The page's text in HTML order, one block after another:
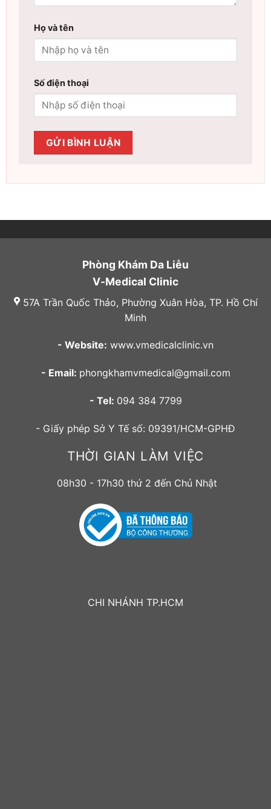
Họ và tên
Số điện thoại
Phòng Khám Da Liễu
V-Medical Clinic
57A Trần Quốc Thảo, Phường Xuân Hòa, TP. Hồ Chí
Minh
- Website: www.vmedicalclinic.vn
- Email: phongkhamvmedical@gmail.com
- Tel: 094 384 7799
- Giấy phép Sở Y Tế số: 09391/HCM-GPHĐ
THỜI GIAN LÀM VIỆC
08h30 - 17h30 thứ 2 đến Chủ Nhật
CHI NHÁNH TP.HCM